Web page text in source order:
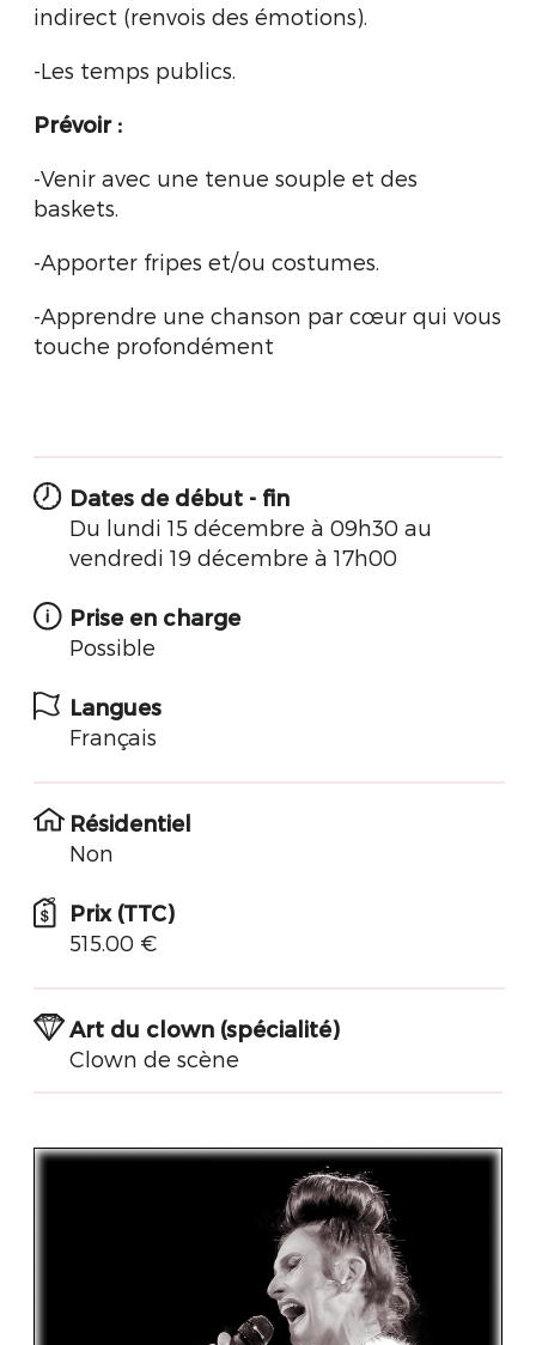
indirect (renvois des émotions).
-Les temps publics.
Prévoir :
-Venir avec une tenue souple et des
baskets.
-Apporter fripes et/ou costumes.
-Apprendre une chanson par cœur qui vous
touche profondément
Dates de début - fin
Du lundi 15 décembre à 09h30 au
vendredi 19 décembre à 17h00
Prise en charge
Possible
Langues
Français
Résidentiel
Non
Prix (TTC)
515.00 €
Art du clown (spécialité)
Clown de scène